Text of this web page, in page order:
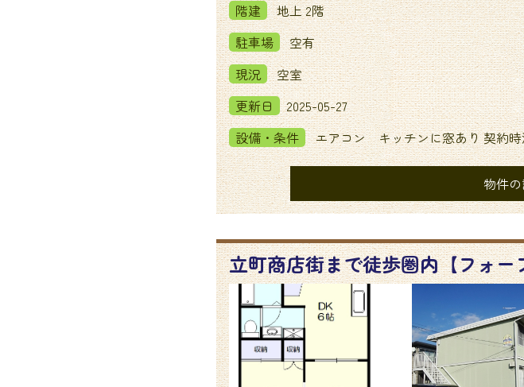
階建
地上 2階
駐車場
空有
現況
空室
更新日
2025-05-27
設備・条件
エアコン キッチンに窓あり 契約時
物件
立町商店街まで徒歩圏内【フォー